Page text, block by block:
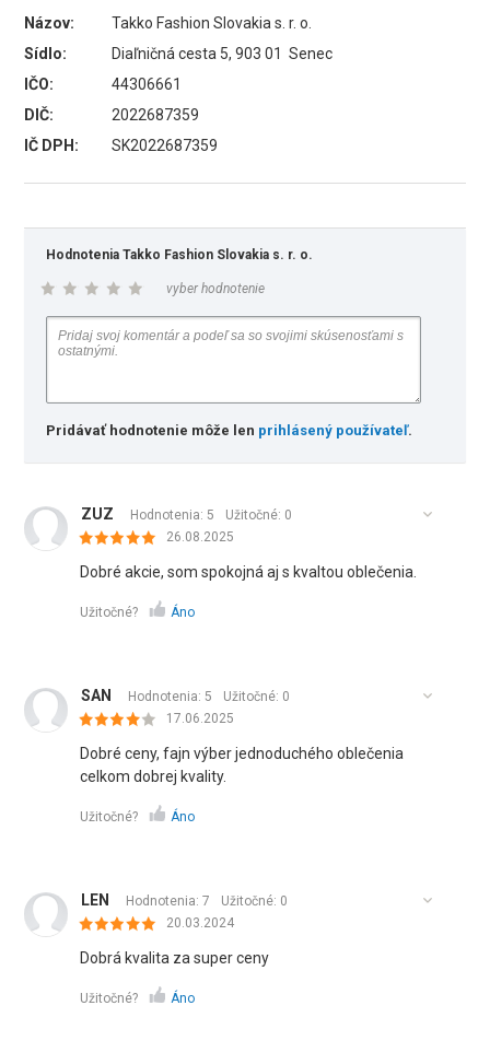
Názov:
Takko Fashion Slovakia s. r. o.
Sídlo:
Diaľničná cesta 5, 903 01 Senec
IČO:
44306661
DIČ:
2022687359
IČ DPH:
SK2022687359
Hodnotenia Takko Fashion Slovakia s. r. o.
vyber hodnotenie
Pridávať hodnotenie môže len prihlásený používateľ.
ZUZ Hodnotenia: 5 Užitočné: 0
26.08.2025
Dobré akcie, som spokojná aj s kvaltou oblečenia.
Užitočné? Áno
SAN Hodnotenia: 5 Užitočné: 0
17.06.2025
Dobré ceny, fajn výber jednoduchého oblečenia
celkom dobrej kvality.
Užitočné? Áno
LEN Hodnotenia: 7 Užitočné: 0
20.03.2024
Dobrá kvalita za super ceny
Užitočné? Áno